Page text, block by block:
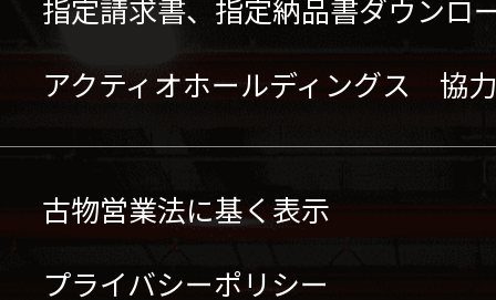
指定請求書、指定納品書ダウンロ
アクティオホールディングス 協
古物営業法に基く表示
プライバシーポリシー